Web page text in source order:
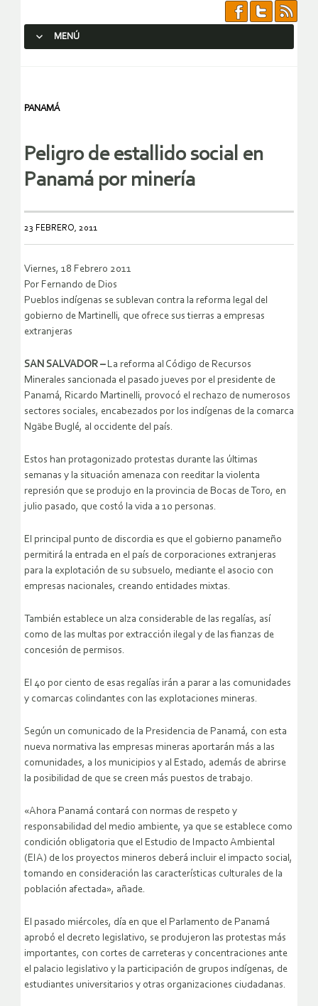
MENÚ
PANAMÁ
Peligro de estallido social en
Panamá por minería
23 FEBRERO, 2011
Viernes, 18 Febrero 2011
Por Fernando de Dios
Pueblos indígenas se sublevan contra la reforma legal del
gobierno de Martinelli, que ofrece sus tierras a empresas
extranjeras
SAN SALVADOR –La reforma al Código de Recursos
Minerales sancionada el pasado jueves por el presidente de
Panamá, Ricardo Martinelli, provocó el rechazo de numerosos
sectores sociales, encabezados por los indígenas de la comarca
Ngäbe Buglé, al occidente del país.
Estos han protagonizado protestas durante las últimas
semanas y la situación amenaza con reeditar la violenta
represión que se produjo en la provincia de Bocas de Toro, en
julio pasado, que costó la vida a 10 personas.
El principal punto de discordia es que el gobierno panameño
permitirá la entrada en el país de corporaciones extranjeras
para la explotación de su subsuelo, mediante el asocio con
empresas nacionales, creando entidades mixtas.
También establece un alza considerable de las regalías, así
como de las multas por extracción ilegal y de las fianzas de
concesión de permisos.
El 40 por ciento de esas regalías irán a parar a las comunidades
y comarcas colindantes con las explotaciones mineras.
Según un comunicado de la Presidencia de Panamá, con esta
nueva normativa las empresas mineras aportarán más a las
comunidades, a los municipios y al Estado, además de abrirse
la posibilidad de que se creen más puestos de trabajo.
«Ahora Panamá contará con normas de respeto y
responsabilidad del medio ambiente, ya que se establece como
condición obligatoria que el Estudio de Impacto Ambiental
(EIA) de los proyectos mineros deberá incluir el impacto social,
tomando en consideración las características culturales de la
población afectada», añade.
El pasado miércoles, día en que el Parlamento de Panamá
aprobó el decreto legislativo, se produjeron las protestas más
importantes, con cortes de carreteras y concentraciones ante
el palacio legislativo y la participación de grupos indígenas, de
estudiantes universitarios y otras organizaciones ciudadanas.